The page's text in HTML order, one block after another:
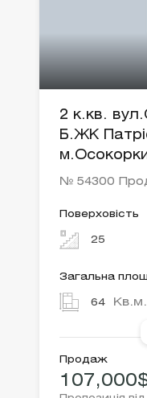
2 к.кв.
Б.ЖК
№ 54300
Поверховість
25
Загальна
64 Кв.м.
Продаж